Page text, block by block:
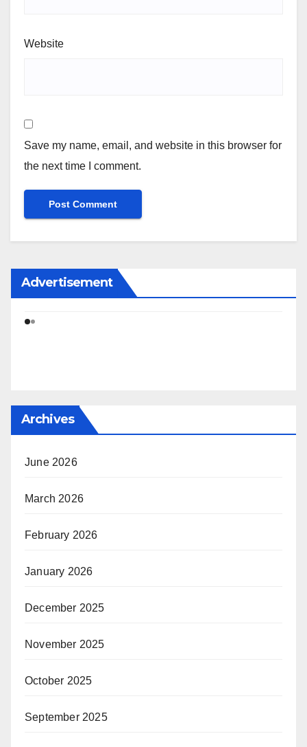
Website
Save my name, email, and website in this browser for
the next time I comment.
Advertisement
Archives
June 2026
March 2026
February 2026
January 2026
December 2025
November 2025
October 2025
September 2025